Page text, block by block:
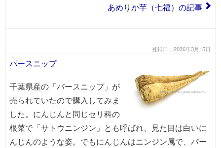
あめりか芋（七福）の記事
登録日：2026年3月15日
パースニップ
千葉県産の「パースニップ」が
売られていたので購入してみま
した。にんじんと同じセリ科の
根菜で「サトウニンジン」とも呼ばれ、見た目は白いに
んじんのような姿。でもにんじんはニンジン属で、パー